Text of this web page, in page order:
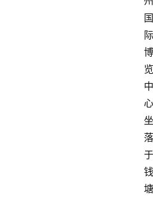
国
际
博
览
中
心
坐
落
于
钱
塘